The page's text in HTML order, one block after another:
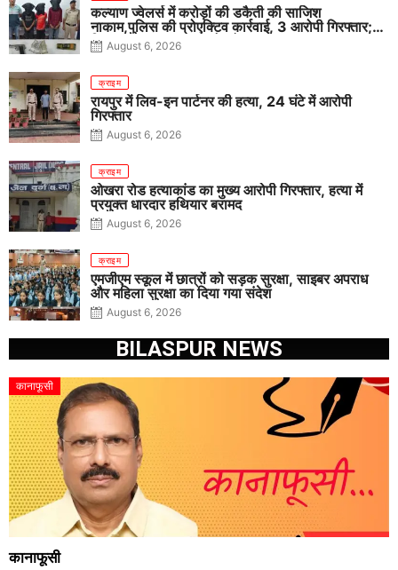
कल्याण ज्वेलर्स में करोड़ों की डकैती की साजिश
नाकाम,पुलिस की प्रोएक्टिव कार्रवाई, 3 आरोपी गिरफ्तार;
पिस्टल, कारतूस, चाकू और मोबाइल बरामद
August 6, 2026
क्राइम
रायपुर में लिव-इन पार्टनर की हत्या, 24 घंटे में आरोपी
गिरफ्तार
August 6, 2026
क्राइम
ओखरा रोड हत्याकांड का मुख्य आरोपी गिरफ्तार, हत्या में
प्रयुक्त धारदार हथियार बरामद
August 6, 2026
क्राइम
एमजीएम स्कूल में छात्रों को सड़क सुरक्षा, साइबर अपराध
और महिला सुरक्षा का दिया गया संदेश
August 6, 2026
BILASPUR NEWS
कानाफूसी
कानाफूसी